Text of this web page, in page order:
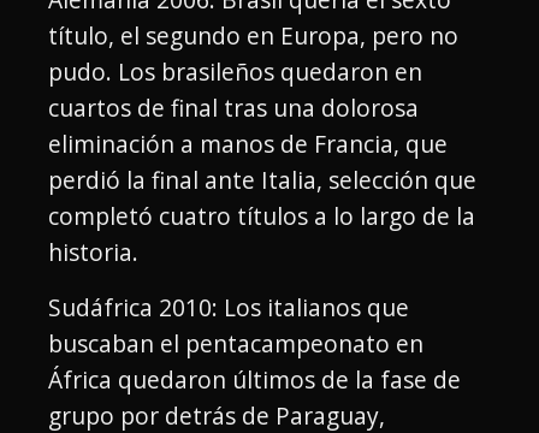
título, el segundo en Europa, pero no
pudo. Los brasileños quedaron en
cuartos de final tras una dolorosa
eliminación a manos de Francia, que
perdió la final ante Italia, selección que
completó cuatro títulos a lo largo de la
historia.
Sudáfrica 2010: Los italianos que
buscaban el pentacampeonato en
África quedaron últimos de la fase de
grupo por detrás de Paraguay,